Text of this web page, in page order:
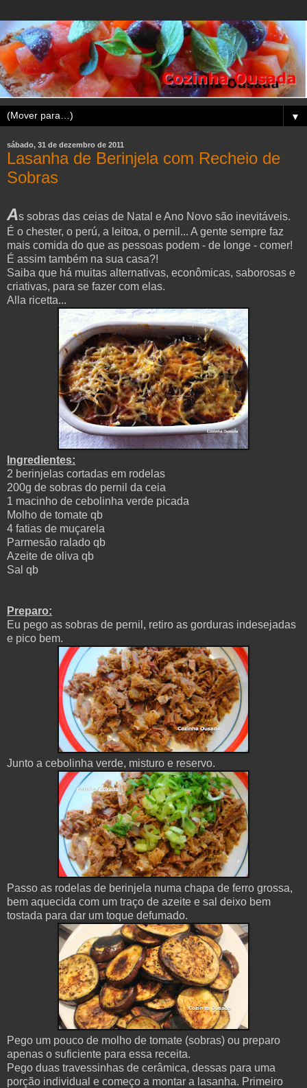
▼
sábado, 31 de dezembro de 2011
Lasanha de Berinjela com Recheio de
Sobras
As sobras das ceias de Natal e Ano Novo são inevitáveis.
É o chester, o perú, a leitoa, o pernil... A gente sempre faz
mais comida do que as pessoas podem - de longe - comer!
É assim também na sua casa?!
Saiba que há muitas alternativas, econômicas, saborosas e
criativas, para se fazer com elas.
Alla ricetta...
Ingredientes:
2 berinjelas cortadas em rodelas
200g de sobras do pernil da ceia
1 macinho de cebolinha verde picada
Molho de tomate qb
4 fatias de muçarela
Parmesão ralado qb
Azeite de oliva qb
Sal qb
Preparo:
Eu pego as sobras de pernil, retiro as gorduras indesejadas
e pico bem.
Junto a cebolinha verde, misturo e reservo.
Passo as rodelas de berinjela numa chapa de ferro grossa,
bem aquecida com um traço de azeite e sal deixo bem
tostada para dar um toque defumado.
Pego um pouco de molho de tomate (sobras) ou preparo
apenas o suficiente para essa receita.
Pego duas travessinhas de cerâmica, dessas para uma
porção individual e começo a montar a lasanha. Primeiro